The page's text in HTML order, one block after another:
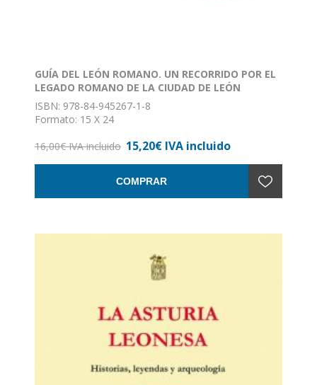
GUÍA DEL LEÓN ROMANO. UN RECORRIDO POR EL
LEGADO ROMANO DE LA CIUDAD DE LEÓN
ISBN: 978-84-945267-1-8
Formato: 15 X 24
16,00€ IVA incluido 15,20€ IVA incluido
COMPRAR